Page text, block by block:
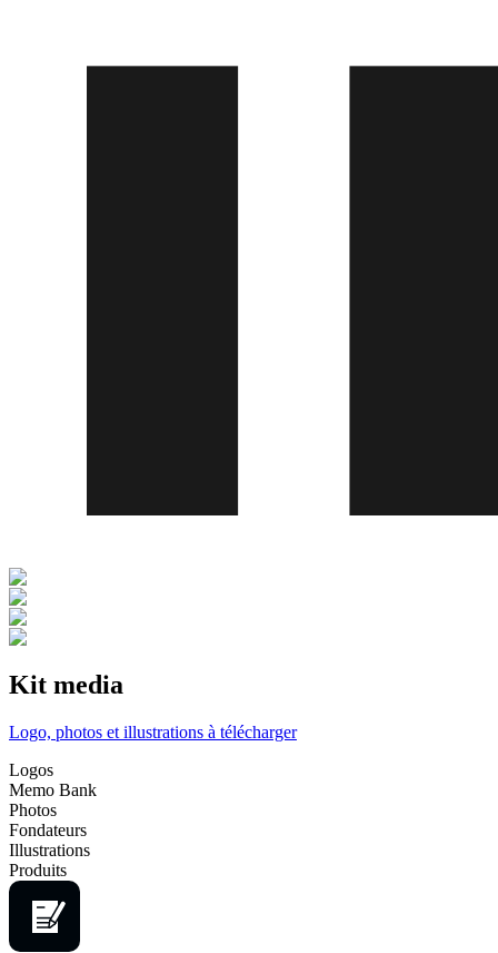
Kit media
Logo, photos et illustrations à télécharger
Logos
Memo Bank
Photos
Fondateurs
Illustrations
Produits